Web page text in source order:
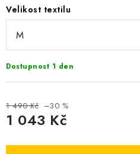
NOVINKY MIZUNO
NOVINKY INOV-8
OBLÍBENÉ DROBNOSTI
ZNAČKY
Ceník dopravy
Moje objednávka
Velikost textilu
Dostupnost 1 den
1 490 Kč –30 %
1 043 Kč